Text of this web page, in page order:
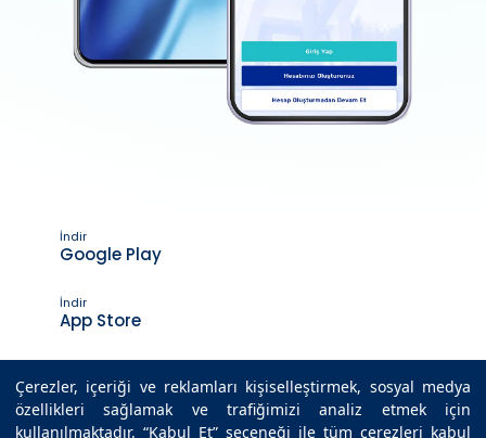
Çerezler, içeriği ve reklamları kişiselleştirmek, sosyal medya
özellikleri sağlamak ve trafiğimizi analiz etmek için
kullanılmaktadır. “Kabul Et” seçeneği ile tüm çerezleri kabul
İndir
Google Play
İndir
App Store
Son Güncelleme Tarihi : 27.01.2025 17:59